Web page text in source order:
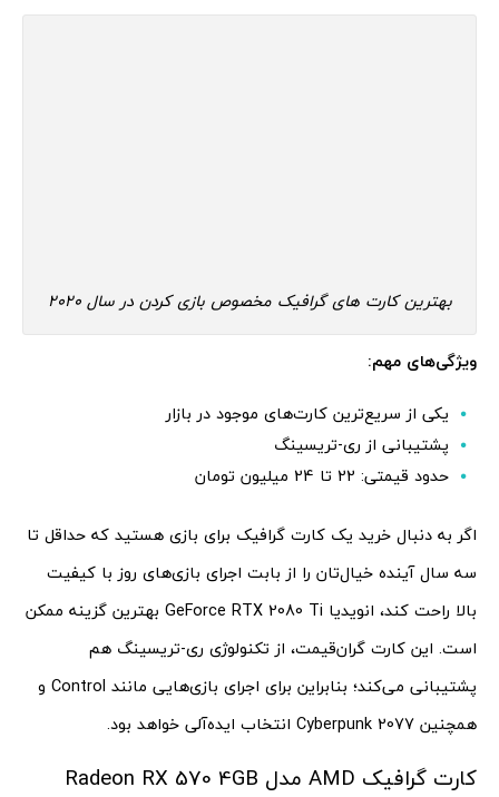
بهترین کارت های گرافیک مخصوص بازی کردن در سال 2020
ویژگی‌های مهم:
یکی از سریع‌ترین کارت‌های موجود در بازار
پشتیبانی از ری-تریسینگ
حدود قیمتی: 22 تا 24 میلیون تومان
اگر به دنبال خرید یک کارت گرافیک برای بازی هستید که حداقل تا
سه سال آینده خیال‌تان را از بابت اجرای بازی‌های روز با کیفیت
بالا راحت کند، انویدیا GeForce RTX 2080 Ti بهترین گزینه ممکن
است. این کارت گران‌قیمت، از تکنولوژی ری-تریسینگ هم
پشتیبانی می‌کند؛ بنابراین برای اجرای بازی‌هایی مانند Control و
همچنین Cyberpunk 2077 انتخاب ایده‌آلی خواهد بود.
کارت گرافیک AMD مدل Radeon RX 570 4GB